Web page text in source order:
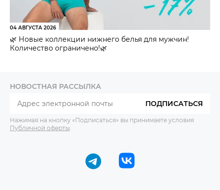
04 АВГУСТА 2026
🌿 Новые коллекции нижнего белья для мужчин!
Количество ограничено!🌿
НОВОСТНАЯ РАССЫЛКА
ПОДПИСАТЬСЯ
Нажимая на кнопку «Подписаться» вы принимаете условия
Публичной оферты